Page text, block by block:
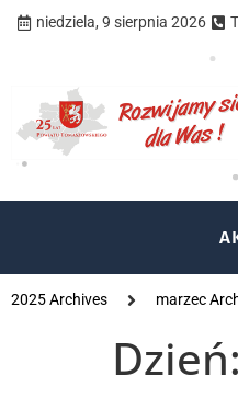
niedziela, 9 sierpnia 2026
2025 Archives marzec
Dzień: